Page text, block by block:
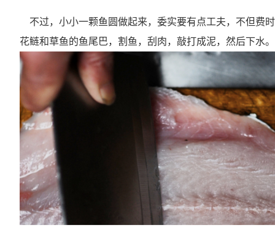
不过，小小一颗鱼圆做起来，委实要有点工夫，不但费
花鲢和草鱼的鱼尾巴，割鱼，刮肉，敲打成泥，然后下水。